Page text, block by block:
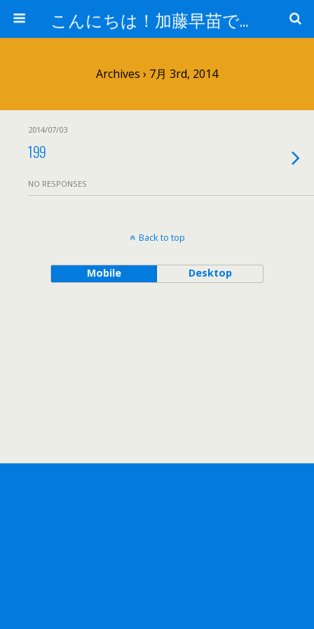
こんにちは！加藤早苗です。
Archives › 7月 3rd, 2014
2014/07/03
199
NO RESPONSES
Back to top
Mobile Desktop